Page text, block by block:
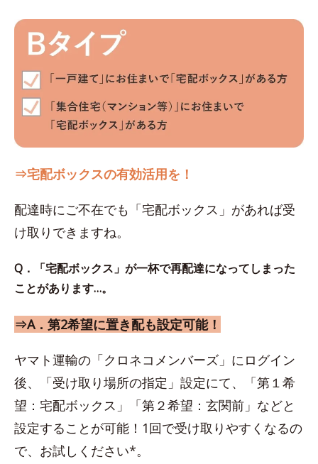
⇒宅配ボックスの有効活用を！
配達時にご不在でも「宅配ボックス」があれば受
け取りできますね。
Q．「宅配ボックス」が一杯で再配達になってしまった
ことがあります…。
⇒A．第2希望に置き配も設定可能！
ヤマト運輸の「クロネコメンバーズ」にログイン
後、「受け取り場所の指定」設定にて、「第１希
望：宅配ボックス」「第２希望：玄関前」などと
設定することが可能！1回で受け取りやすくなるの
で、お試しください*。